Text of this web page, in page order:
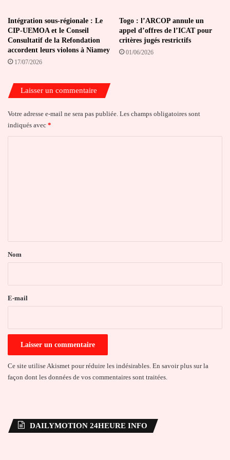
Intégration sous-régionale : Le
CIP-UEMOA et le Conseil
Consultatif de la Refondation
accordent leurs violons à Niamey
17/07/2026
Togo : l’ARCOP annule un
appel d’offres de l’ICAT pour
critères jugés restrictifs
01/06/2026
Laisser un commentaire
Votre adresse e-mail ne sera pas publiée. Les champs obligatoires sont
indiqués avec *
a
e
Nom
E-mail
Ce site utilise Akismet pour réduire les indésirables. En savoir plus sur la
façon dont les données de vos commentaires sont traitées.
DAILYMOTION 24HEURE INFO